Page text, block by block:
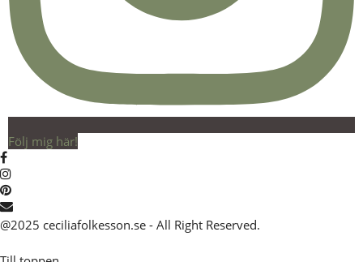
Följ mig här!
@2025 ceciliafolkesson.se - All Right Reserved.